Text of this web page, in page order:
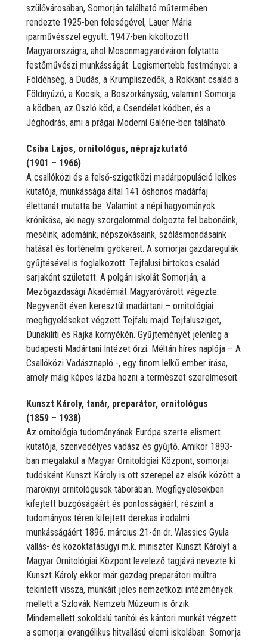
szülővárosában, Somorján található műtermében
rendezte 1925-ben feleségével, Lauer Mária
iparművésszel együtt. 1947-ben kiköltözött
Magyarországra, ahol Mosonmagyaróváron folytatta
festőművészi munkásságát. Legismertebb festményei: a
Földéhség, a Dudás, a Krumpliszedők, a Rokkant család a
Földnyúzó, a Kocsik, a Boszorkányság, valamint Somorja
a ködben, az Oszló köd, a Csendélet ködben, és a
Jéghodrás, ami a prágai Moderní Galérie-ben található.
Csiba Lajos, ornitológus, néprajzkutató
(1901 – 1966)
A csallóközi és a felső-szigetközi madárpopuláció lelkes
kutatója, munkássága által 141 őshonos madárfaj
élettanát mutatta be. Valamint a népi hagyományok
krónikása, aki nagy szorgalommal dolgozta fel babonáink,
meséink, adomáink, népszokásaink, szólásmondásaink
hatását és történelmi gyökereit. A somorjai gazdaregulák
gyűjtésével is foglalkozott. Tejfalusi birtokos család
sarjaként született. A polgári iskolát Somorján, a
Mezőgazdasági Akadémiát Magyaróvárott végezte.
Negyvenöt éven keresztül madártani – ornitológiai
megfigyeléseket végzett Tejfalu majd Tejfalusziget,
Dunakiliti és Rajka kornyékén. Gyűjteményét jelenleg a
budapesti Madártani Intézet őrzi. Méltán híres naplója – A
Csallóközi Vadásznapló -, egy finom lelkű ember írása,
amely máig képes lázba hozni a természet szerelmeseit.
Kunszt Károly, tanár, preparátor, ornitológus
(1859 – 1938)
Az ornitológia tudományának Európa szerte elismert
kutatója, szenvedélyes vadász és gyűjtő. Amikor 1893-
ban megalakul a Magyar Ornitológiai Központ, somorjai
tudósként Kunszt Károly is ott szerepel az elsők között a
maroknyi ornitológusok táborában. Megfigyelésekben
kifejtett buzgóságáért és pontosságáért, részint a
tudományos téren kifejtett derekas irodalmi
munkásságáért 1896. március 21-én dr. Wlassics Gyula
vallás- és közoktatásügyi m.k. miniszter Kunszt Károlyt a
Magyar Ornitológiai Központ levelező tagjává nevezte ki.
Kunszt Károly ekkor már gazdag preparátori múltra
tekintett vissza, munkáit jeles nemzetközi intézmények
mellett a Szlovák Nemzeti Múzeum is őrzik.
Mindemellett sokoldalú tanítói és kántori munkát végzett
a somorjai evangélikus hitvallású elemi iskolában. Somorja